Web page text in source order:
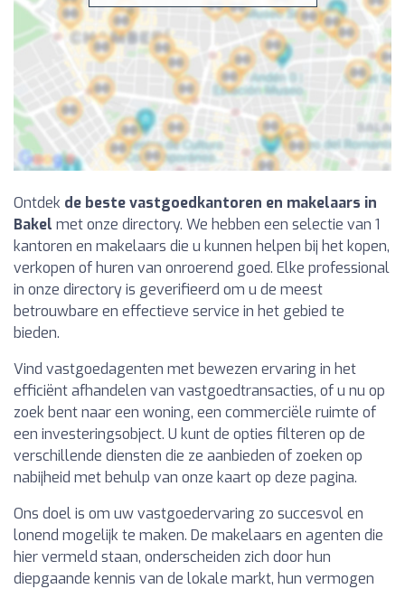
Ontdek de beste vastgoedkantoren en makelaars in
Bakel met onze directory. We hebben een selectie van 1
kantoren en makelaars die u kunnen helpen bij het kopen,
verkopen of huren van onroerend goed. Elke professional
in onze directory is geverifieerd om u de meest
betrouwbare en effectieve service in het gebied te
bieden.
Vind vastgoedagenten met bewezen ervaring in het
efficiënt afhandelen van vastgoedtransacties, of u nu op
zoek bent naar een woning, een commerciële ruimte of
een investeringsobject. U kunt de opties filteren op de
verschillende diensten die ze aanbieden of zoeken op
nabijheid met behulp van onze kaart op deze pagina.
Ons doel is om uw vastgoedervaring zo succesvol en
lonend mogelijk te maken. De makelaars en agenten die
hier vermeld staan, onderscheiden zich door hun
diepgaande kennis van de lokale markt, hun vermogen